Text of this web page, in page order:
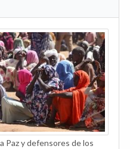
Paz y defensores de los